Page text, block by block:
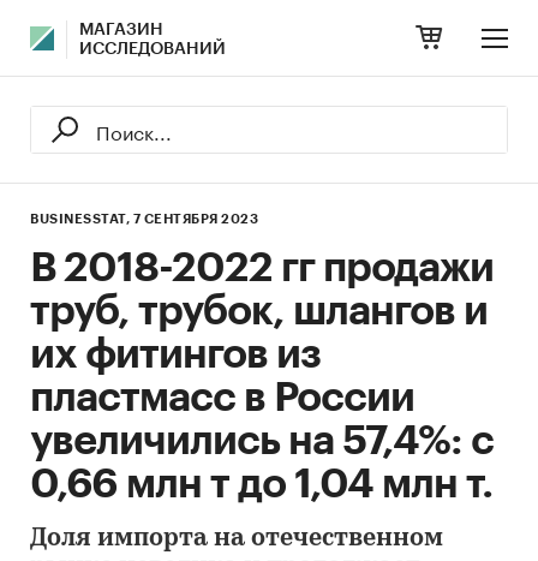
МАГАЗИН
ИССЛЕДОВАНИЙ
BUSINESSTAT, 7 СЕНТЯБРЯ 2023
В 2018-2022 гг продажи
труб, трубок, шлангов и
их фитингов из
пластмасс в России
увеличились на 57,4%: с
0,66 млн т до 1,04 млн т.
Доля импорта на отечественном